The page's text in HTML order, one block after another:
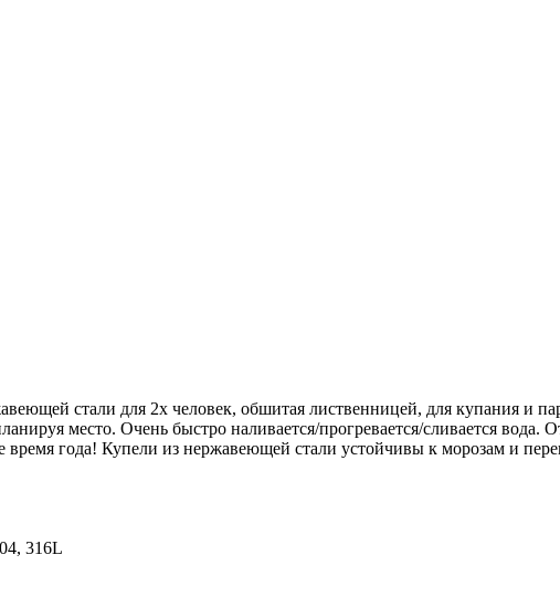
стали для 2х человек, обшитая лиственницей, для купания и
место. Очень быстро наливается/прогревается/сливается
время года! Купели из нержавеющей стали устойчивы к морозам и
316L